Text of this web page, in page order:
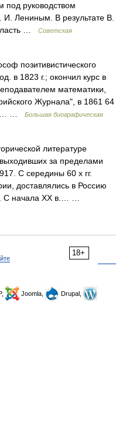
под руководством
И. Лениным. В результате В.
…
Советская
позитивистического
в 1823 г.; окончил курс в
математики,
Журнала", в 1861 64
…
Большая биографическая
литературе
за пределами
С середины 60 х гг.
доставлялись в Россию
С начала XX в.… …
18+
Joomla,
Drupal,